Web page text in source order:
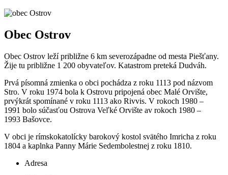
Obec Ostrov
Obec Ostrov leží približne 6 km severozápadne od mesta Piešťany.
Žije tu približne 1 200 obyvateľov. Katastrom preteká Dudváh.
Prvá písomná zmienka o obci pochádza z roku 1113 pod názvom
Stro. V roku 1974 bola k Ostrovu pripojená obec Malé Orvište,
prvýkrát spomínané v roku 1113 ako Rivvis. V rokoch 1980 –
1991 bolo súčasťou Ostrova Veľké Orvište av rokoch 1980 –
1993 Bašovce.
V obci je rímskokatolícky barokový kostol svätého Imricha z roku
1804 a kaplnka Panny Márie Sedembolestnej z roku 1810.
Adresa